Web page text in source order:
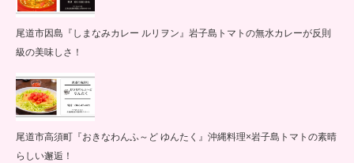
尾道市因島『しまなみカレー ルリヲン』岩子島トマトの無水カレーが反則
級の美味しさ！
尾道市高須町『おきなわんふ～ど ゆんたく』沖縄料理×岩子島トマトの素晴
らしい邂逅！